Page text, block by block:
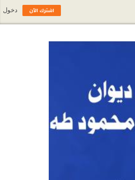
اشترك الآن دخول